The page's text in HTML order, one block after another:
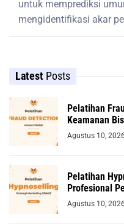
untuk memprediksi
mengidentifikasi akar
Latest Posts
Pelatihan
Keamanan
Agustus 10, 2026
Pelatihan
Profesional
Agustus 10, 2026